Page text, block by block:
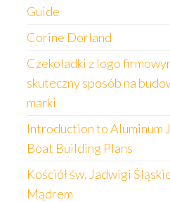
Guide
Corine Dorland
Czekoladki z logo
skuteczny sposób na
marki
Introduction to Aluminum
Boat Building Plans
Kościół św. Jadwigi
Mądrem